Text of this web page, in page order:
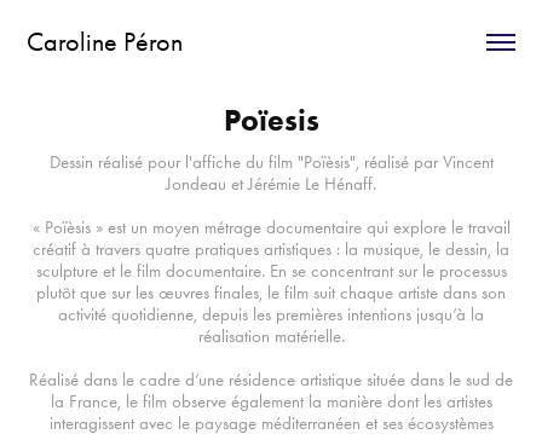
Caroline Péron
Poïesis
Dessin réalisé pour l'affiche du film "Poïèsis", réalisé par Vincent
Jondeau et Jérémie Le Hénaff.
« Poïèsis » est un moyen métrage documentaire qui explore le travail
créatif à travers quatre pratiques artistiques : la musique, le dessin, la
sculpture et le film documentaire. En se concentrant sur le processus
plutôt que sur les œuvres finales, le film suit chaque artiste dans son
activité quotidienne, depuis les premières intentions jusqu’à la
réalisation matérielle.
Réalisé dans le cadre d’une résidence artistique située dans le sud de
la France, le film observe également la manière dont les artistes
interagissent avec le paysage méditerranéen et ses écosystèmes